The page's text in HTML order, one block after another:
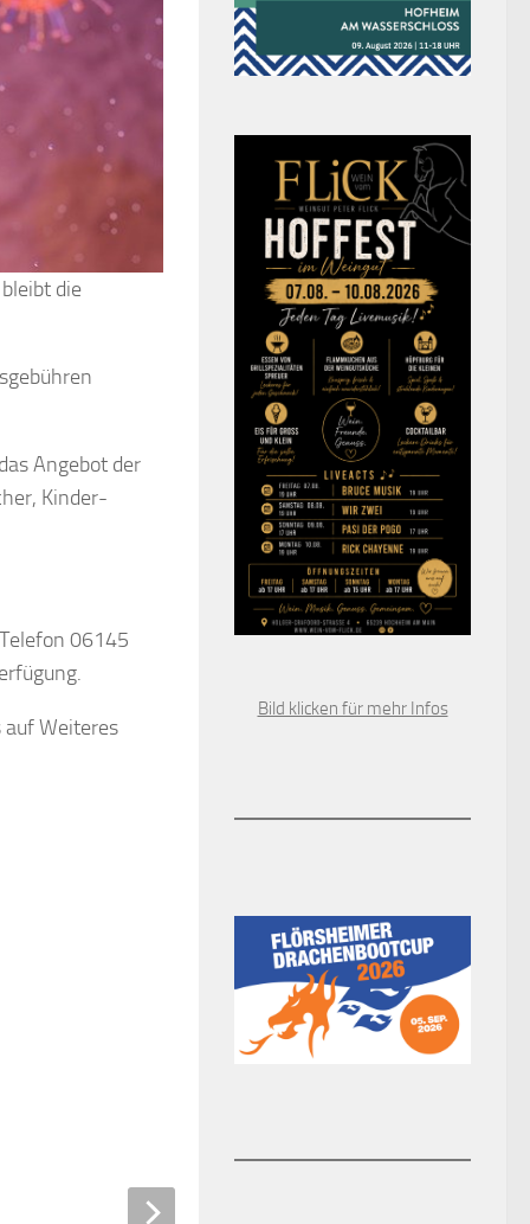
die
Angebot der
Kinder-
06145
Weiteres
Bild klicken für mehr Infos